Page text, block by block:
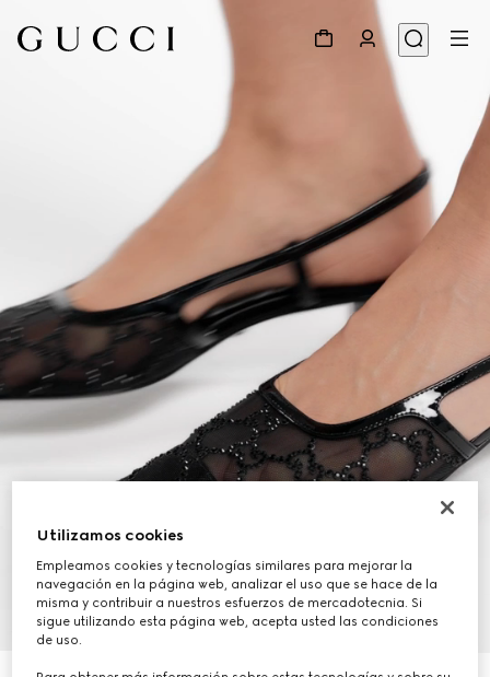
Utilizamos cookies
Empleamos cookies y tecnologías similares para mejorar la
navegación en la página web, analizar el uso que se hace de la
misma y contribuir a nuestros esfuerzos de mercadotecnia. Si
sigue utilizando esta página web, acepta usted las condiciones
de uso.